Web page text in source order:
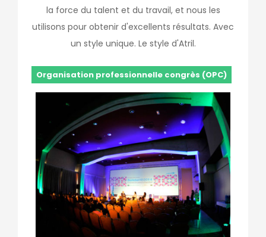
la force du talent et du travail, et nous les
utilisons pour obtenir d'excellents résultats. Avec
un style unique. Le style d'Atril.
Organisation professionnelle congrès (OPC)